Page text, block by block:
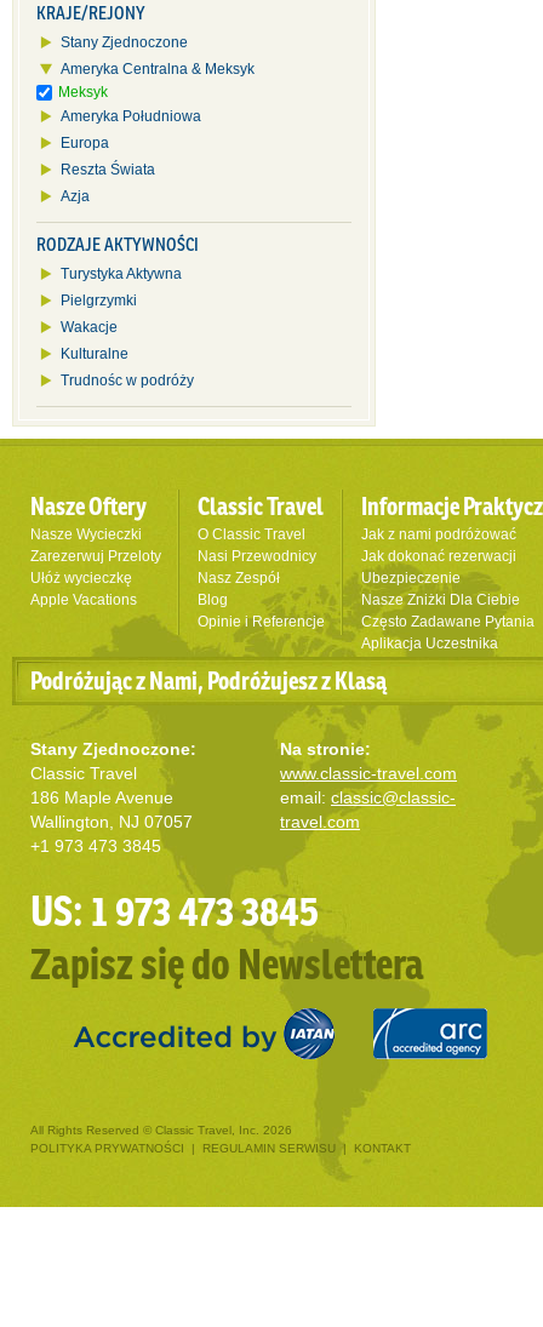
KRAJE/REJONY
Stany Zjednoczone
Ameryka Centralna & Meksyk
Meksyk
Ameryka Południowa
Europa
Reszta Świata
Azja
RODZAJE AKTYWNOŚCI
Turystyka Aktywna
Pielgrzymki
Wakacje
Kulturalne
Trudnośc w podróży
Nasze Oftery
Nasze Wycieczki
Zarezerwuj Przeloty
Ułóż wycieczkę
Apple Vacations
Classic Travel
O Classic Travel
Nasi Przewodnicy
Nasz Zespół
Blog
Opinie i Referencje
Informacje
Jak z nami podróżować
Jak dokonać rezerwacji
Ubezpieczenie
Nasze Zniżki Dla Ciebie
Często Zadawane Pytania
Aplikacja Uczestnika
Podróżując z Nami, Podróżujesz z Klasą
Stany Zjednoczone:
Classic Travel
186 Maple Avenue
Wallington, NJ 07057
+1 973 473 3845
Na stronie:
www.classic-travel.com
email: classic@classic-
travel.com
US: 1 973 473 3845
Zapisz się do Newslettera
All Rights Reserved © Classic Travel, Inc. 2026
POLITYKA PRYWATNOŚCI
| REGULAMIN SERWISU | KONTAKT